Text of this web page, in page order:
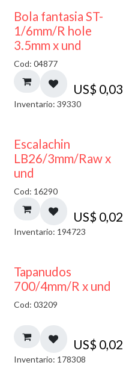
Bola fantasia ST-
1/6mm/R hole
3.5mm x und
Cod: 04877
US$ 0,03
Inventario: 39330
Escalachin
LB26/3mm/Raw x
und
Cod: 16290
US$ 0,02
Inventario: 194723
Tapanudos
700/4mm/R x und
Cod: 03209
US$ 0,02
Inventario: 178308